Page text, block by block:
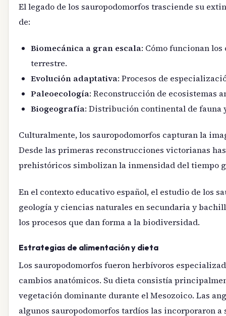
El legado de los sauropodomorfos trasciende su
de:
Biomecánica a gran escala: Cómo funcionan
terrestre.
Evolución adaptativa: Procesos de
Paleoecología: Reconstrucción de ecosistemas
Biogeografía: Distribución continental de fauna
Culturalmente, los sauropodomorfos capturan la
Desde las primeras reconstrucciones victorianas
prehistóricos simbolizan la inmensidad del tiempo
En el contexto educativo español, el estudio de los
geología y ciencias naturales en secundaria y
los procesos que dan forma a la biodiversidad.
Estrategias de alimentación y dieta
Los sauropodomorfos fueron herbívoros
cambios anatómicos. Su dieta consistía
vegetación dominante durante el Mesozoico. Las
algunos sauropodomorfos tardíos las incorporaron a